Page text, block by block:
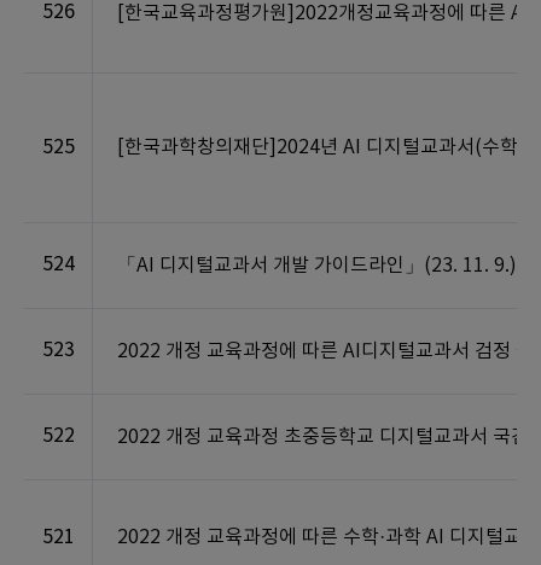
526 [한국교육과정평가원]2022개정교육과정에 따른
525 [한국과학창의재단]2024년 AI 디지털교과서(수학·
524 「AI 디지털교과서 개발 가이드라인」(23. 11. 9.)
523 2022 개정 교육과정에 따른 AI디지털교과서 검정 실
522 2022 개정 교육과정 초중등학교 디지털교과서 국검
521 2022 개정 교육과정에 따른 수학·과학 AI 디지털교